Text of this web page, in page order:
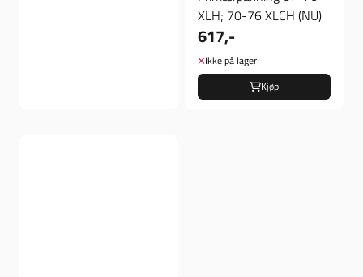
XLH; 70-76 XLCH (NU)
617,-
Ikke på lager
Kjøp